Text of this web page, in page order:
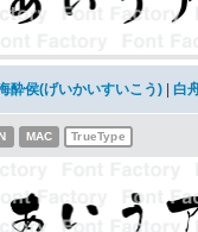
酔侯(げいかいすいこう) 白
MAC TrueType